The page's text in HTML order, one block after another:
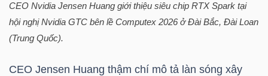
CEO Nvidia Jensen Huang giới thiệu siêu chip RTX Spark tại
hội nghị Nvidia GTC bên lề Computex 2026 ở Đài Bắc, Đài Loan
(Trung Quốc).
CEO Jensen Huang thậm chí mô tả làn sóng xây
CHÍNH